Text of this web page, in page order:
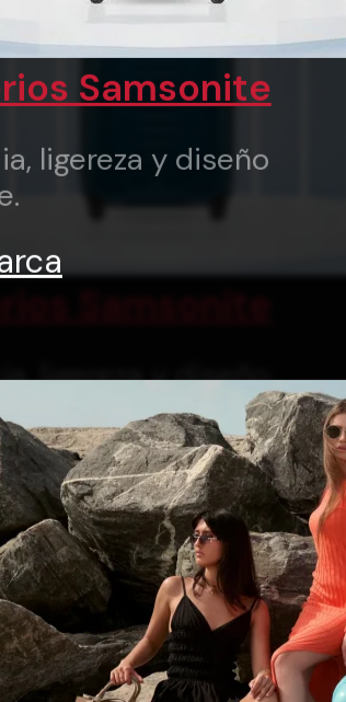
Samsonite
ligereza y diseño
Samsonite
ligereza y diseño